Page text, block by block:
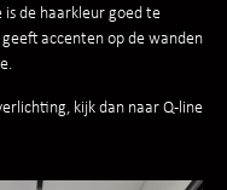
is de haarkleur goed te
accenten op de wanden
kijk dan naar Q-line